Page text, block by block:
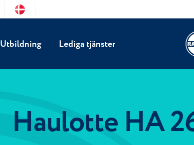
Utbildning Lediga tjänster
Haulotte HA